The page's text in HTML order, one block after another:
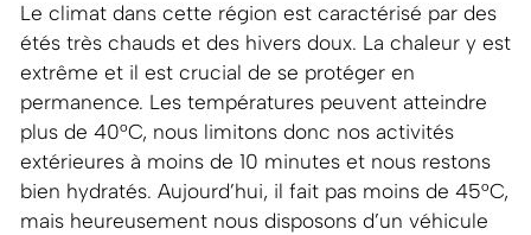
Le climat dans cette région est caractérisé par des
étés très chauds et des hivers doux. La chaleur y est
extrême et il est crucial de se protéger en
permanence. Les températures peuvent atteindre
plus de 40°C, nous limitons donc nos activités
extérieures à moins de 10 minutes et nous restons
bien hydratés. Aujourd’hui, il fait pas moins de 45°C,
mais heureusement nous disposons d’un véhicule